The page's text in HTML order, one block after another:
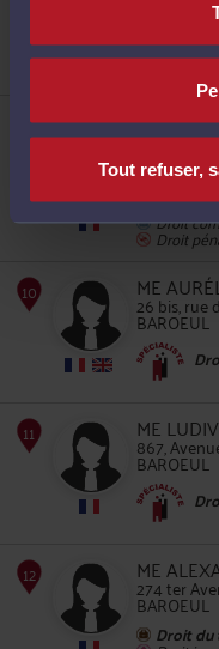
Tout refuser,
7
8
Droit
sociale
Droit de
ME
274 ter
BAROEUL
Accepte
Droit
Droit
Droit
ME
26 bis, rue
BAROEUL
ME
867,
BAROEUL
ME
274 ter
BAROEUL
Droit